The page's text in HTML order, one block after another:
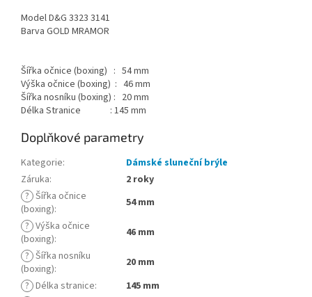
Model D&G 3323 3141
Barva GOLD MRAMOR
Šířka očnice (boxing) : 54 mm
Výška očnice (boxing) : 46 mm
Šířka nosníku (boxing) : 20 mm
Délka Stranice : 145 mm
Doplňkové parametry
Kategorie:
Dámské sluneční brýle
Záruka:
2 roky
? Šířka očnice
(boxing):
54 mm
? Výška očnice
(boxing):
46 mm
? Šířka nosníku
(boxing):
20 mm
? Délka stranice:
145 mm